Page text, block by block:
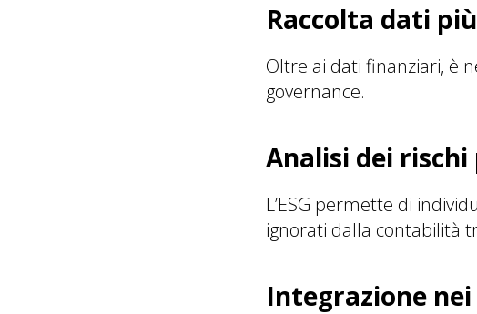
Raccolta dati
Oltre ai dati finanziari, è
governance.
Analisi dei
L’ESG permette di
ignorati dalla contabilità
Integrazione